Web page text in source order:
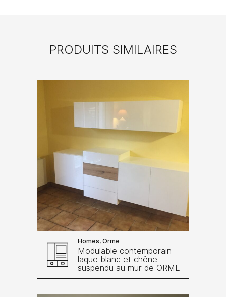
PRODUITS SIMILAIRES
Homes, Orme
Modulable contemporain
laque blanc et chêne
suspendu au mur de ORME